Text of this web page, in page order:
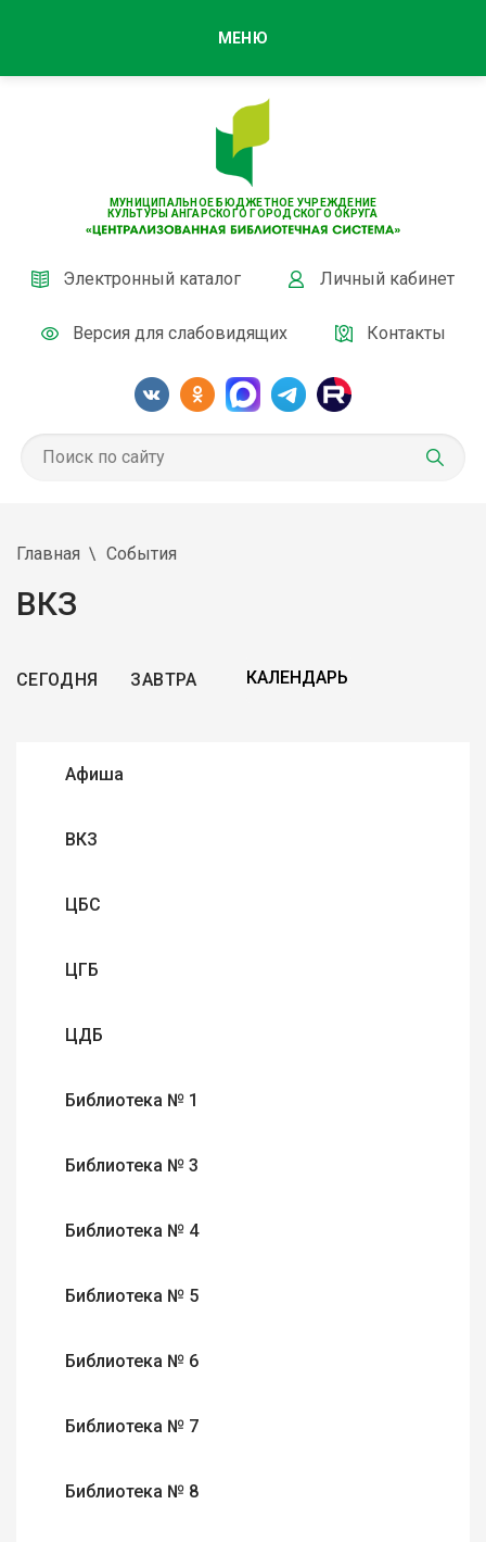
МУНИЦИПАЛЬНОЕ БЮДЖЕТНОЕ УЧРЕЖДЕНИЕ
КУЛЬТУРЫ АНГАРСКОГО ГОРОДСКОГО ОКРУГА
Электронный каталог Личный кабинет
Версия для слабовидящих Контакты
МЕНЮ
Главная События
ВКЗ
СЕГОДНЯ ЗАВТРА
Афиша
ВКЗ
ЦБС
ЦГБ
ЦДБ
Библиотека № 1
Библиотека № 3
Библиотека № 4
Библиотека № 5
Библиотека № 6
Библиотека № 7
Библиотека № 8